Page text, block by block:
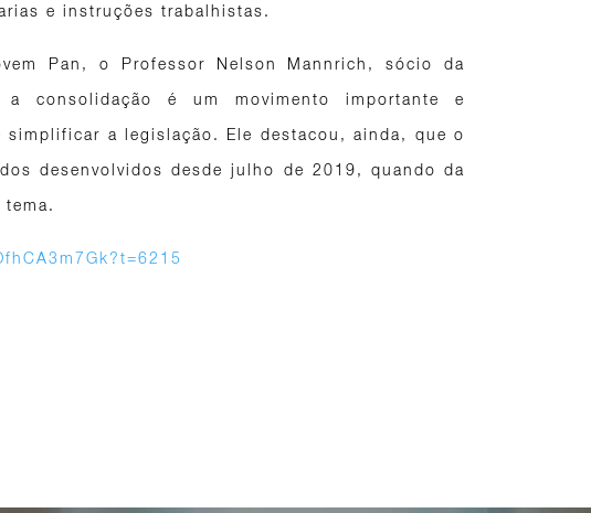
e instruções trabalhistas.
Pan, o Professor Nelson Mannrich, sócio da
consolidação é um movimento importante e
a legislação. Ele destacou, ainda, que o
desenvolvidos desde julho de 2019, quando da